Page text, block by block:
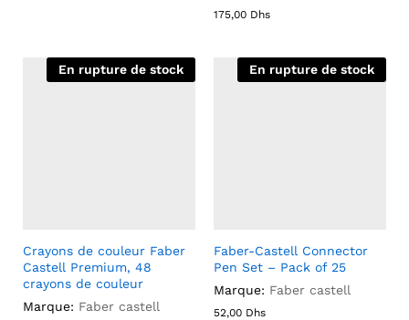
175,00 Dhs
En rupture de stock
Crayons de couleur Faber
Castell Premium, 48
crayons de couleur
Marque: Faber castell
En rupture de stock
Faber-Castell Connector
Pen Set – Pack of 25
Marque: Faber castell
52,00 Dhs